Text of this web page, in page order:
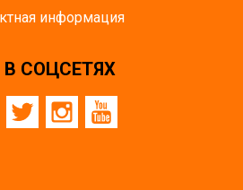
информация
СОЦСЕТЯХ